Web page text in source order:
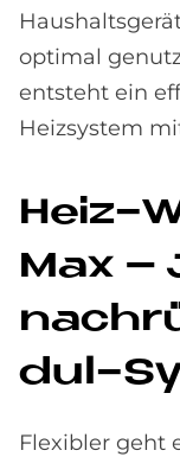
optimal
entsteht ein
Heizsystem
Heiz-
Max –
dul-
Flexibler geht